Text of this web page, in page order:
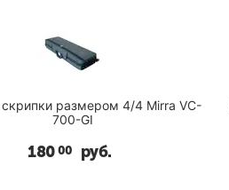
скрипки размером 4/4 Mirra VC-
700-GI
18000 руб.